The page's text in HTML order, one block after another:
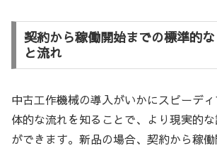
契約から稼働開始までの標準的
と流れ
中古工作機械の導入がいかにスピーデ
体的な流れを知ることで、より現実的
ができます。新品の場合、契約から稼